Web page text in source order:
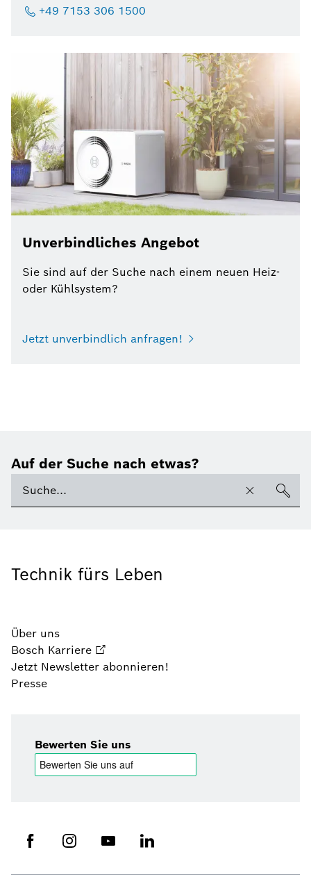
+49 7153 306 1500
Unverbindliches Angebot
Sie sind auf der Suche nach einem neuen Heiz-
oder Kühlsystem?
Jetzt unverbindlich anfragen!
Auf der Suche nach etwas?
Technik fürs Leben
Über uns
Bosch Karriere
Jetzt Newsletter abonnieren!
Presse
Bewerten Sie uns